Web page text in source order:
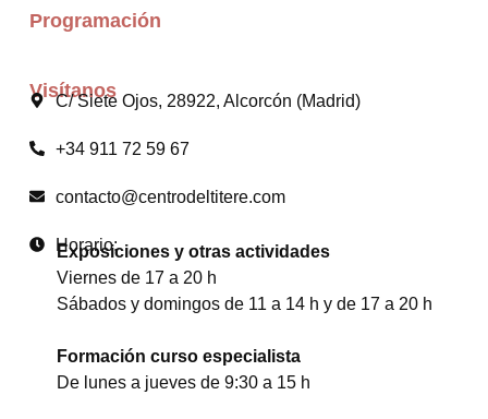
Visítanos
C/ Siete Ojos, 28922, Alcorcón (Madrid)
+34 911 72 59 67
contacto@centrodeltitere.com
Horario:
Exposiciones y otras actividades
Viernes de 17 a 20 h
Sábados y domingos de 11 a 14 h y de 17 a 20 h
Formación curso especialista
De lunes a jueves de 9:30 a 15 h
Programación